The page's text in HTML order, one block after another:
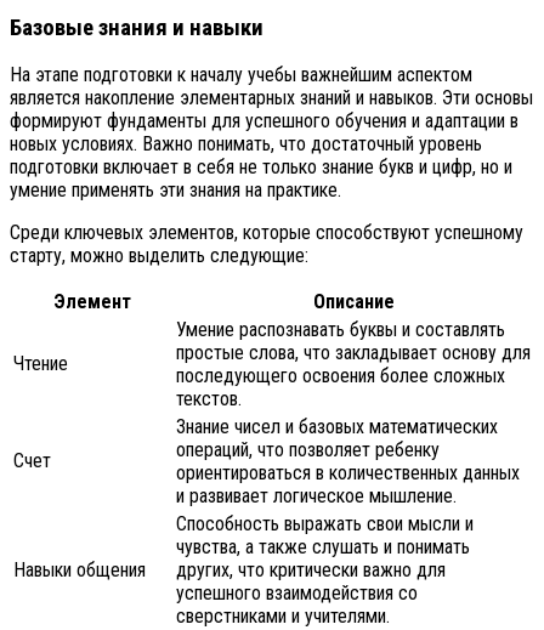
Базовые знания и навыки
На этапе подготовки к началу учебы важнейшим аспектом
является накопление элементарных знаний и навыков. Эти основы
формируют фундаменты для успешного обучения и адаптации в
новых условиях. Важно понимать, что достаточный уровень
подготовки включает в себя не только знание букв и цифр, но и
умение применять эти знания на практике.
Среди ключевых элементов, которые способствуют успешному
старту, можно выделить следующие:
Элемент
Описание
Чтение
Умение распознавать буквы и составлять
простые слова, что закладывает основу для
последующего освоения более сложных
текстов.
Счет
Знание чисел и базовых математических
операций, что позволяет ребенку
ориентироваться в количественных данных
и развивает логическое мышление.
Навыки общения
Способность выражать свои мысли и
чувства, а также слушать и понимать
других, что критически важно для
успешного взаимодействия со
сверстниками и учителями.